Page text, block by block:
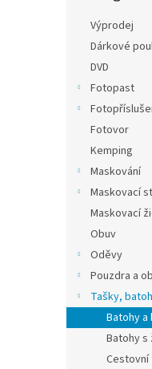
Výprodej
Dárkové
DVD
Fotopast
Fotovor
Kemping
Maskování
Maskovací
Maskovací
Obuv
Oděvy
Pouzdra a
Tašky,
Batohy a
Batohy s